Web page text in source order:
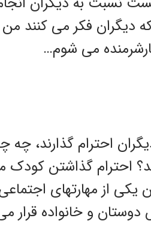
فکر می کنند من
می شوم…
احترام گذارند،
احترام گذاشتن
از مهارتهای
و خانواده قرار